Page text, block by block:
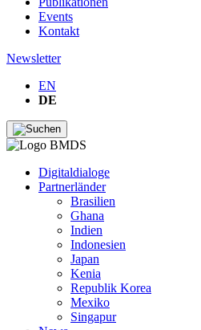
Events
Kontakt
Newsletter
EN
DE
Digitaldialoge
Partnerländer
Brasilien
Ghana
Indien
Indonesien
Japan
Kenia
Republik Korea
Mexiko
Singapur